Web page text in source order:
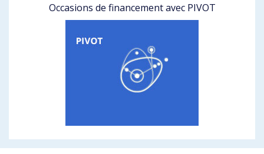
Occasions de financement avec PIVOT